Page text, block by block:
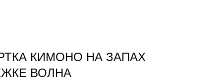
КИМОНО НА ЗАПАХ
ВОЛНА